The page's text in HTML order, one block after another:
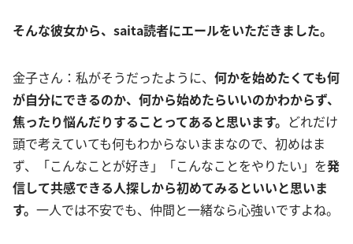
そんな彼女から、saita読者にエールをいただきました。
金子さん：私がそうだったように、 何かを始めたくても何
が自分にできるのか、何から始めたらいいのかわからず、
焦ったり悩んだりすることってあると思います。 どれだけ
頭で考えていても何もわからないままなので、初めはま
ず、「こんなことが好き」「こんなことをやりたい」を発
信して共感できる人探しから初めてみるといいと思いま
す。 一人では不安でも、仲間と一緒なら心強いですよね。